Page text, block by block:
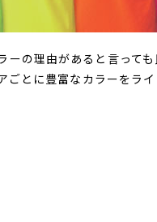
の理由があると言って
とに豊富なカラーをラ